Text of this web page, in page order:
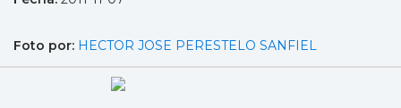
Foto por: HECTOR JOSE PERESTELO SANFIEL